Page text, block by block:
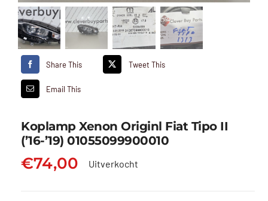
Share This Tweet This
Email This
Koplamp Xenon Originl Fiat Tipo II
(’16-’19) 01055099900010
€74,00 Uitverkocht